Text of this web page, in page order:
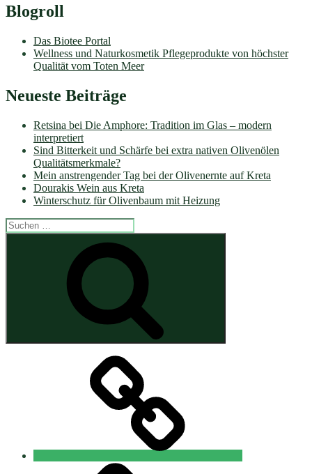
Blogroll
Das Biotee Portal
Wellness und Naturkosmetik Pflegeprodukte von höchster
Qualität vom Toten Meer
Neueste Beiträge
Retsina bei Die Amphore: Tradition im Glas – modern
interpretiert
Sind Bitterkeit und Schärfe bei extra nativen Olivenölen
Qualitätsmerkmale?
Mein anstrengender Tag bei der Olivenernte auf Kreta
Dourakis Wein aus Kreta
Winterschutz für Olivenbaum mit Heizung
Suche
nach:
Datenschutzerklärung